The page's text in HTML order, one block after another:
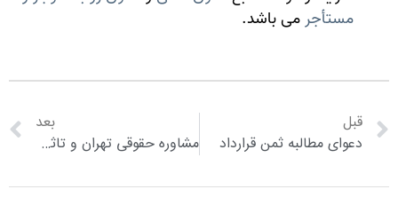
مستأجر می باشد.
قبل
دعوای مطالبه ثمن قرارداد
بعد
مشاوره حقوقی تهران و تاثیر آن در روند پرونده